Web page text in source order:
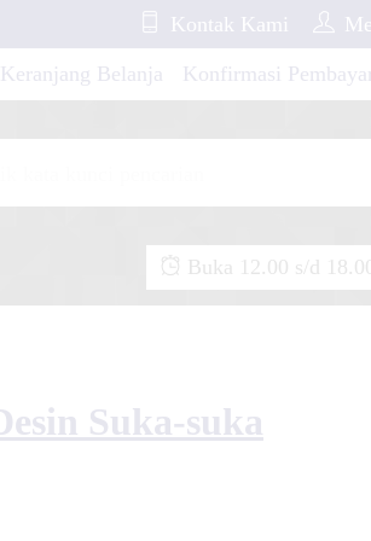
Kontak Kami
Keranjang Belanja Konfirmasi
Buka 12.00 s/d
Suka-suka